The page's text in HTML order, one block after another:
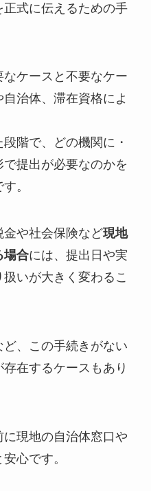
式に伝えるための手
ケースと不要なケー
治体、滞在資格によ
階で、どの機関に・
提出が必要なのかを
。
金や社会保険など現地
場合には、提出日や実
いが大きく変わるこ
、この手続きがない
在するケースもあり
現地の自治体窓口や
心です。